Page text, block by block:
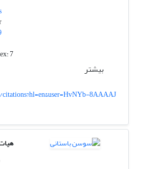
imanijajarmi
7
بیشتر
8AAAAJ